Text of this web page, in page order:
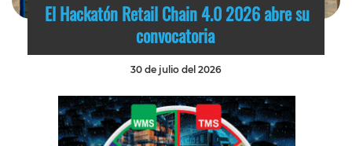
El Hackatón Retail Chain 4.0 2026 abre su
convocatoria
30 de julio del 2026